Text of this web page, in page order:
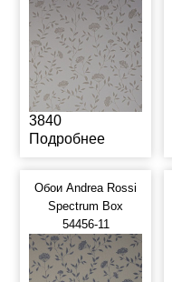
3840
Подробнее
Обои Andrea Rossi
Spectrum Box
54456-11